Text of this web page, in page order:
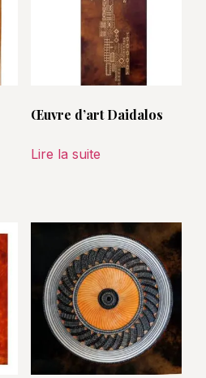
Œuvre d’art Daidalos
Lire la suite